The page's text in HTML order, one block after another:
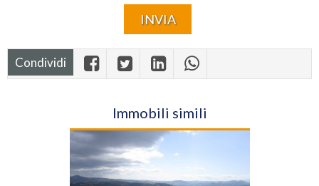
Condividi
Immobili simili